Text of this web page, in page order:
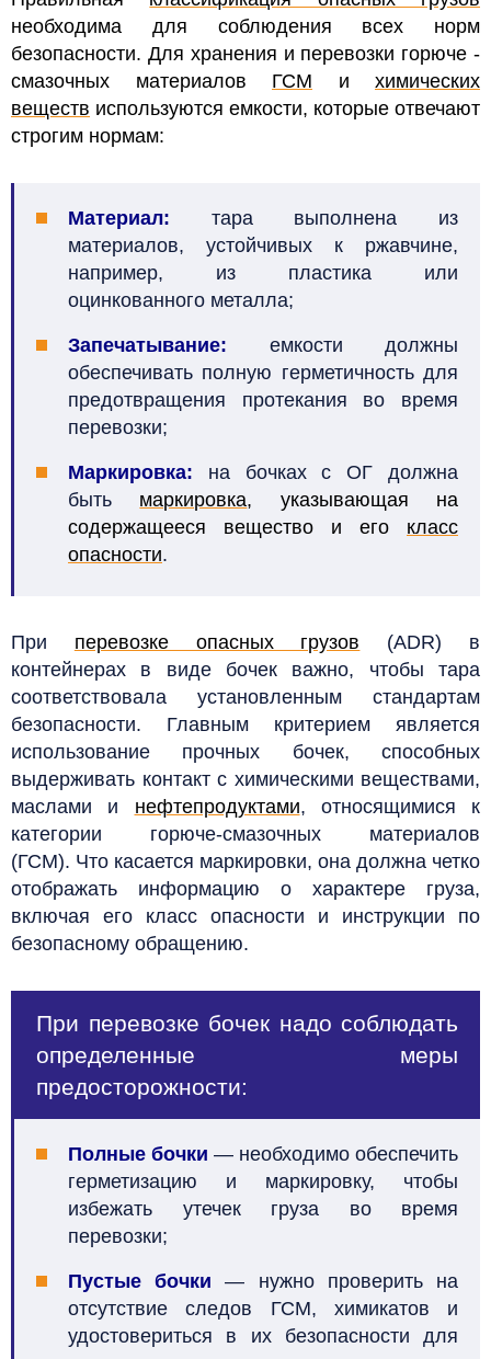
необходима для соблюдения всех норм
безопасности. Для хранения и перевозки горюче -
смазочных материалов ГСМ и химических
веществ используются емкости, которые отвечают
строгим нормам:
Материал: тара выполнена из
материалов, устойчивых к ржавчине,
например, из пластика или
оцинкованного металла;
Запечатывание: емкости должны
обеспечивать полную герметичность для
предотвращения протекания во время
перевозки;
Маркировка: на бочках с ОГ должна
быть маркировка, указывающая на
содержащееся вещество и его класс
опасности.
При перевозке опасных грузов (ADR) в
контейнерах в виде бочек важно, чтобы тара
соответствовала установленным стандартам
безопасности. Главным критерием является
использование прочных бочек, способных
выдерживать контакт с химическими веществами,
маслами и нефтепродуктами, относящимися к
категории горюче-смазочных материалов
(ГСМ). Что касается маркировки, она должна четко
отображать информацию о характере груза,
включая его класс опасности и инструкции по
безопасному обращению.
При перевозке бочек надо соблюдать
определенные меры
предосторожности:
Полные бочки — необходимо обеспечить
герметизацию и маркировку, чтобы
избежать утечек груза во время
перевозки;
Пустые бочки — нужно проверить на
отсутствие следов ГСМ, химикатов и
удостовериться в их безопасности для